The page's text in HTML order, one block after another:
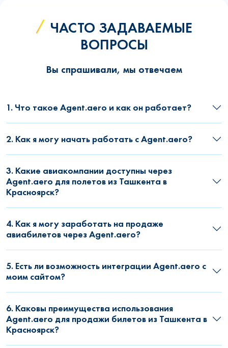
ЧАСТО ЗАДАВАЕМЫЕ
ВОПРОСЫ
Вы спрашивали, мы отвечаем
1. Что такое Agent.aero и как он работает?
2. Как я могу начать работать с Agent.aero?
3. Какие авиакомпании доступны через
Agent.aero для полетов из Ташкента в
Красноярск?
4. Как я могу заработать на продаже
авиабилетов через Agent.aero?
5. Есть ли возможность интеграции Agent.aero с
моим сайтом?
6. Каковы преимущества использования
Agent.aero для продажи билетов из Ташкента в
Красноярск?